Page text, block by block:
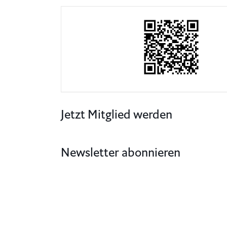
Jetzt Mitglied werden
Newsletter abonnieren